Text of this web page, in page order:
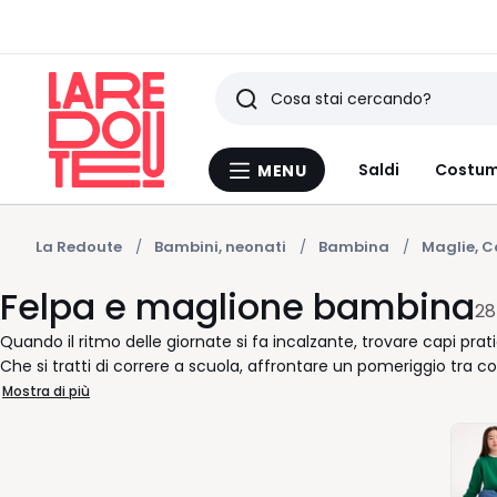
Menu
MENU Saldi
Ricerca
Ultimi
articoli
visti
La Redoute Bambini, neonati Bambina Maglie,
Felpa e maglione bambina28
Quando il ritmo delle giornate si fa incalzante, trovare capi
Che si tratti di correre a scuola, affrontare un pomeriggio tra
weekend, una buona felpa o un maglione morbido possono
togliere da soli, maglie leggere o più calde secondo il tessuto
un ampio assortimento, per accompagnare la crescita con
ogni gusto: neutri per le giornate tranquille, vivaci quando
Mostra di più